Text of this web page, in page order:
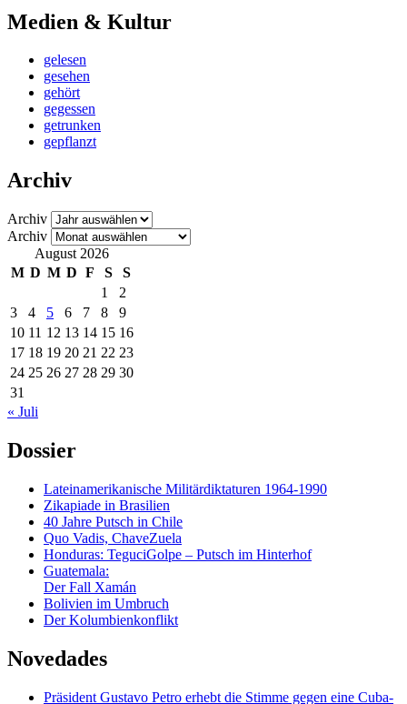
Medien & Kultur
gelesen
gesehen
gehört
gegessen
getrunken
gepflanzt
Archiv
Archiv
Archiv
August 2026
M D M D F S
S
1
2
3
4 5 6 7 8
9
10 11 12 13 14 15 16
17 18 19 20 21 22 23
24 25 26 27 28 29 30
31
« Juli
Dossier
Lateinamerikanische Militärdiktaturen 1964-1990
Zikapiade in Brasilien
40 Jahre Putsch in Chile
Quo Vadis, ChaveZuela
Honduras: TeguciGolpe – Putsch im Hinterhof
Guatemala:
Der Fall Xamán
Bolivien im Umbruch
Der Kolumbienkonflikt
Novedades
Präsident Gustavo Petro erhebt die Stimme gegen eine Cuba-